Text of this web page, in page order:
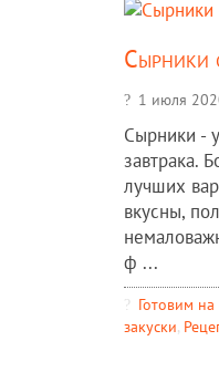
Сырники
1 июля
Сырники -
завтрака.
лучших
вкусны,
ф ...
Готовим
закуски,